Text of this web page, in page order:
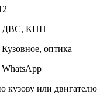
ДВС, КПП
Кузовное, оптика
WhatsApp
кузову или двигателю